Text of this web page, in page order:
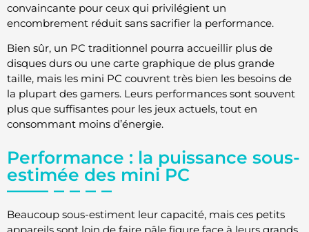
convaincante pour ceux qui privilégient un
encombrement réduit sans sacrifier la performance.
Bien sûr, un PC traditionnel pourra accueillir plus de
disques durs ou une carte graphique de plus grande
taille, mais les mini PC couvrent très bien les besoins de
la plupart des gamers. Leurs performances sont souvent
plus que suffisantes pour les jeux actuels, tout en
consommant moins d’énergie.
Performance : la puissance sous-
estimée des mini PC
Beaucoup sous-estiment leur capacité, mais ces petits
appareils sont loin de faire pâle figure face à leurs grands